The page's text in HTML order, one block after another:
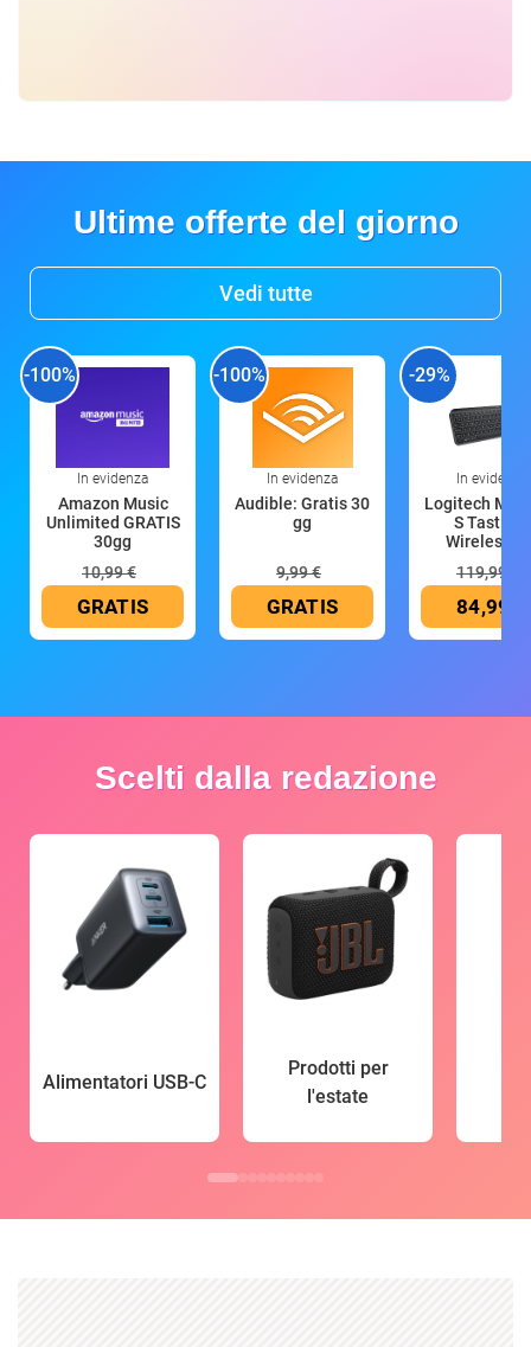
Ultime offerte del giorno
Vedi tutte
-100%
In evidenza
Amazon Music
Unlimited GRATIS
30gg
10,99 €
GRATIS
-100%
In evidenza
Audible: Gratis 30
gg
9,99 €
GRATIS
-29%
In evidenza
Logitech MX
S Tastiera
Wireless
119,99 €
84,99 €
Scelti dalla redazione
Alimentatori USB-C
Prodotti per
l'estate